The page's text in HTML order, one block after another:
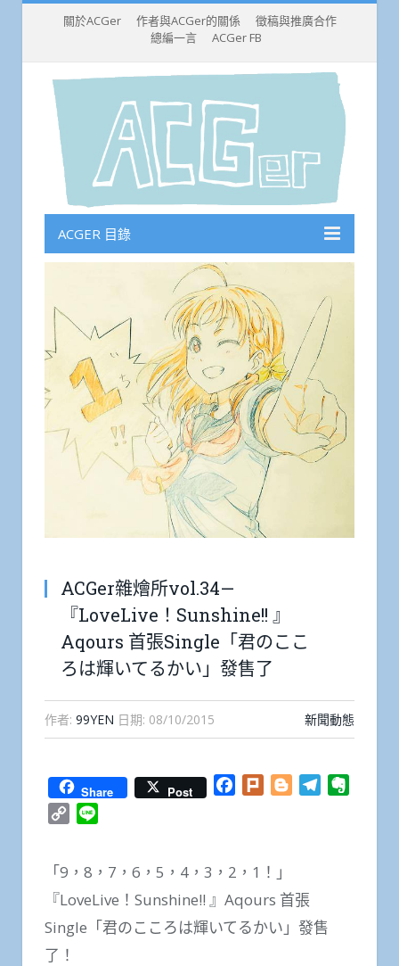
關於ACGer 作者與ACGer的關係
徵稿與推廣合作
總編一言
ACGer FB
ACGER 目錄
ACGer雜燴所vol.34—
『LoveLive！Sunshine!! 』
Aqours 首張Single「君のここ
ろは輝いてるかい」發售了
作者: 99YEN 日期: 08/10/2015 新聞動態
Share Post Facebook
Plurk BloggerTelegram
Copy
「9，8，7，6，5，4，3，2，1！」
『LoveLive！Sunshine!! 』Aqours 首張
Single「君のこころは輝いてるかい」發售
了！